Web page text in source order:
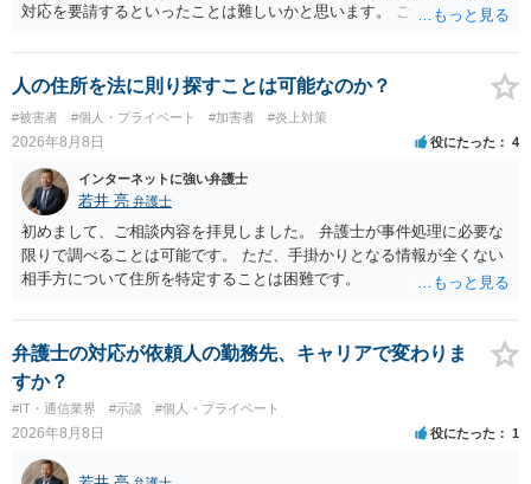
対応を要請するといったことは難しいかと思います。 ご参考になれば
人の住所を法に則り探すことは可能なのか？
#被害者 #個人・プライベート #加害者 #炎上対策
2026年8月8日 役にたった 4
インターネットに強い弁護士
若井 亮 弁護士
初めまして、ご相談内容を拝見しました。 弁護士が事件処理に必要な
限りで調べることは可能です。 ただ、手掛かりとなる情報が全くない
相手方について住所を特定することは困難です。
弁護士の対応が依頼人の勤務先、キャリアで変わりま
すか？
#IT・通信業界 #示談 #個人・プライベート
2026年8月8日 役にたった 1